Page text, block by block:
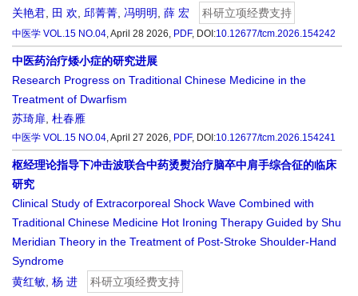
关艳君
田 欢 邱菁菁 冯明明 薛 宏 科研立项经费支持
中医学 VOL.15 NO.04, April 28 2026, PDF, DOI:10.12677/tcm.2026.154242
中医药治疗矮小症的研究进展
Research Progress on Traditional Chinese Medicine in the
Treatment of Dwarfism
苏琦扉 杜春雁
中医学 VOL.15 NO.04, April 27 2026, PDF, DOI:10.12677/tcm.2026.154241
枢经理论指导下冲击波联合中药烫熨治疗脑卒中肩手综合征的临床
研究
Clinical Study of Extracorporeal Shock Wave Combined with
Traditional Chinese Medicine Hot Ironing Therapy Guided by Shu
Meridian Theory in the Treatment of Post-Stroke Shoulder-Hand
Syndrome
黄红敏 杨 进 科研立项经费支持